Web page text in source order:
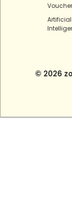
Voucher
Artificial
© 2026